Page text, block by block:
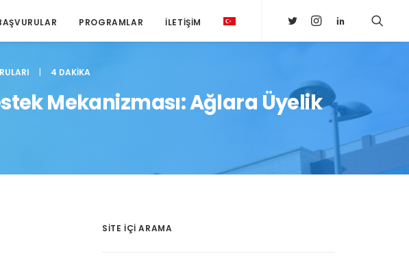
PROGRAMLAR İLETIŞIM
| 4 DAKIKA
Mekanizması: Ağlara Üyelik
SITE IÇI ARAMA